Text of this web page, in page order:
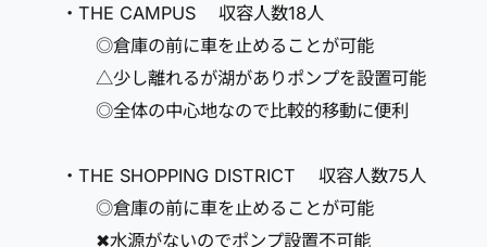
・THE CAMPUS 収容人数18人
◎倉庫の前に車を止めることが可能
△少し離れるが湖がありポンプを設置可能
◎全体の中心地なので比較的移動に便利
・THE SHOPPING DISTRICT 収容人数75人
◎倉庫の前に車を止めることが可能
✖水源がないのでポンプ設置不可能